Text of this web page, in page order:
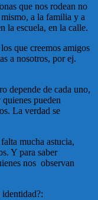
que nos rodean no
a la familia y a
la escuela, en la calle.
que creemos amigos
a nosotros, por ej.
depende de cada uno,
pueden
La verdad se
mucha astucia,
Y para saber
nos observan
identidad?: